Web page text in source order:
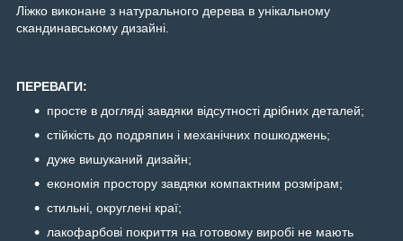
Ліжко виконане з натурального дерева в унікальному
скандинавському дизайні.
ПЕРЕВАГИ:
просте в догляді завдяки відсутності дрібних деталей;
стійкість до подряпин і механічних пошкоджень;
дуже вишуканий дизайн;
економія простору завдяки компактним розмірам;
стильні, округлені краї;
лакофарбові покриття на готовому виробі не мають